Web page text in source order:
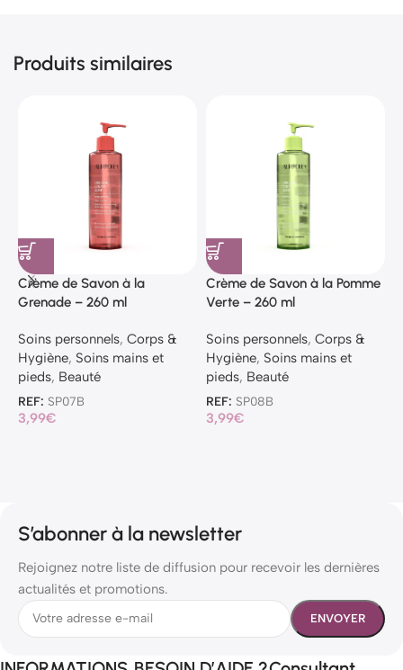
Produits similaires
Crème de Savon à la
Grenade – 260 ml
Soins personnels, Corps &
Hygiène, Soins mains et
pieds, Beauté
REF: SP07B
3,99€
Crème de Savon à la Pomme
Verte – 260 ml
Soins personnels, Corps &
Hygiène, Soins mains et
pieds, Beauté
REF: SP08B
3,99€
S’abonner à la newsletter
Rejoignez notre liste de diffusion pour recevoir les dernières
actualités et promotions.